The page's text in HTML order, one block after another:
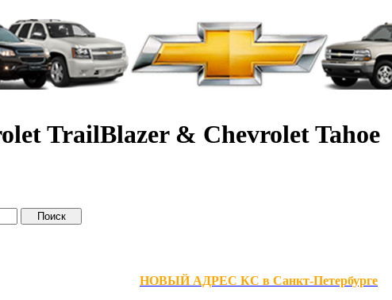
TrailBlazer & Chevrolet Tahoe
НОВЫЙ АДРЕС КС в Санкт-Петербурге